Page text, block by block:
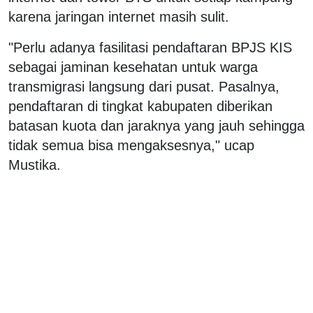
karena jaringan internet masih sulit.
"Perlu adanya fasilitasi pendaftaran BPJS KIS
sebagai jaminan kesehatan untuk warga
transmigrasi langsung dari pusat. Pasalnya,
pendaftaran di tingkat kabupaten diberikan
batasan kuota dan jaraknya yang jauh sehingga
tidak semua bisa mengaksesnya," ucap
Mustika.